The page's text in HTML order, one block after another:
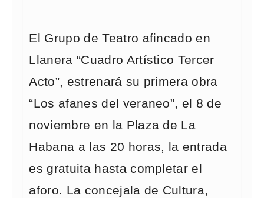
El Grupo de Teatro afincado en
Llanera “Cuadro Artístico Tercer
Acto”, estrenará su primera obra
“Los afanes del veraneo”, el 8 de
noviembre en la Plaza de La
Habana a las 20 horas, la entrada
es gratuita hasta completar el
aforo. La concejala de Cultura,